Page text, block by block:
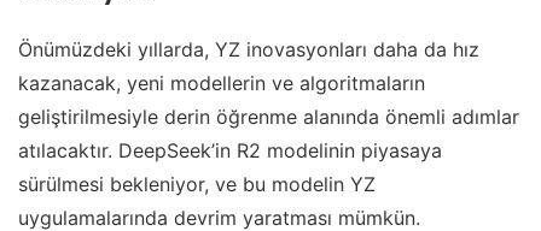
Önümüzdeki yıllarda, YZ inovasyonları daha da hız
kazanacak, yeni modellerin ve algoritmaların
geliştirilmesiyle derin öğrenme alanında önemli adımlar
atılacaktır. DeepSeek’in R2 modelinin piyasaya
sürülmesi bekleniyor, ve bu modelin YZ
uygulamalarında devrim yaratması mümkün.